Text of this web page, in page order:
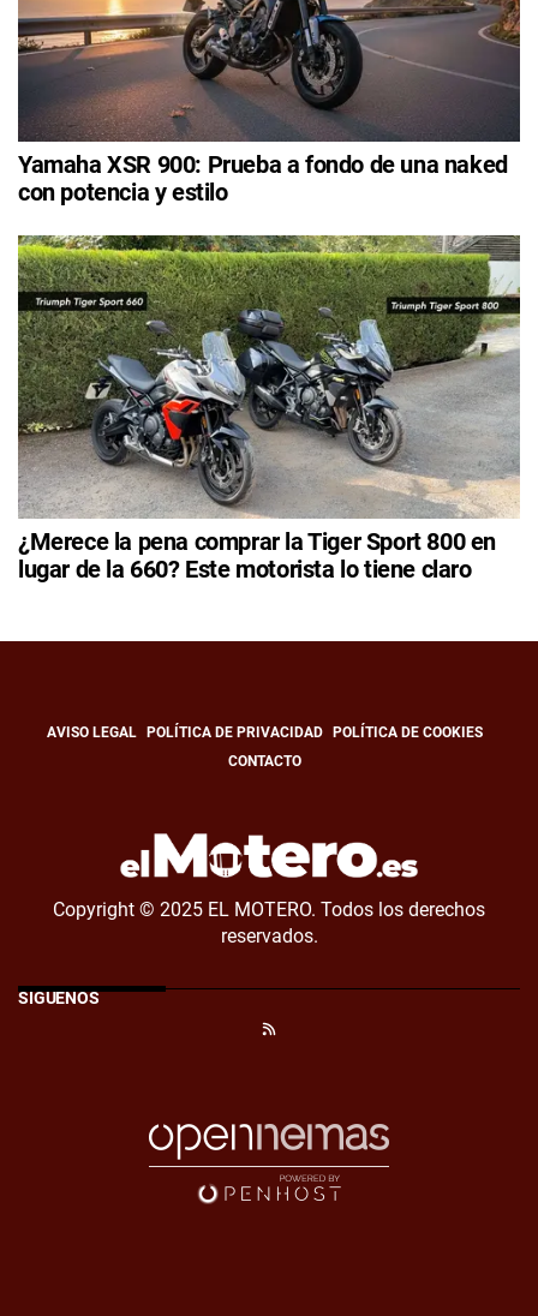
Yamaha XSR 900: Prueba a fondo de una naked
con potencia y estilo
¿Merece la pena comprar la Tiger Sport 800 en
lugar de la 660? Este motorista lo tiene claro
AVISO LEGAL POLÍTICA DE PRIVACIDAD
POLÍTICA DE COOKIES
CONTACTO
Copyright © 2025 EL MOTERO. Todos los derechos
reservados.
SÍGUENOS